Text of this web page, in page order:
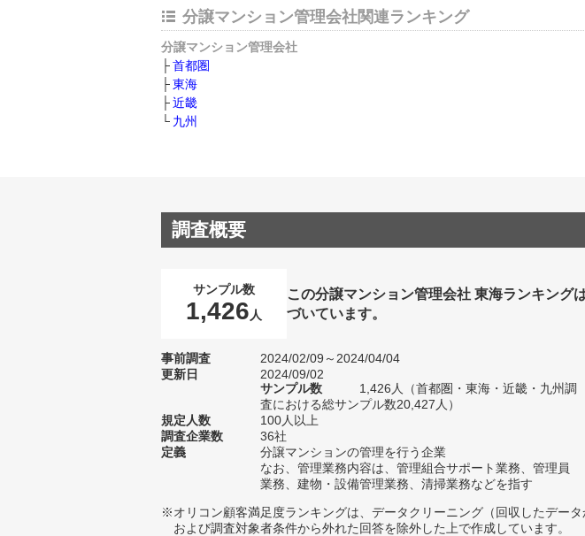
分譲マンション管理会社関連ランキング
分譲マンション管理会社
首都圏
東海
近畿
九州
調査概要
サンプル数
1,426 人
この分譲マンション管理会社 東海ランキング
づいています。
事前調査
2024/02/09～2024/04/04
更新日
2024/09/02
サンプル数
1,426人（首都圏・東海・近畿・九州調
査における総サンプル数20,427人）
規定人数
100人以上
調査企業数
36社
定義
分譲マンションの管理を行う企業
なお、管理業務内容は、管理組合サポート業務、管理員
業務、建物・設備管理業務、清掃業務などを指す
※オリコン顧客満足度ランキングは、データクリーニング（回収したデータ
および調査対象者条件から外れた回答を除外した上で作成しています。